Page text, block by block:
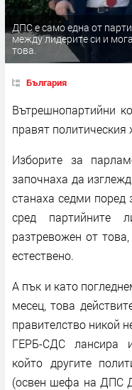
ДПС е само една от
между лидерите си и
това.
България
Вътрешнопартийни
правят
Изборите за
започнаха да
станаха седми поред
сред партийните
разтревожен от
естествено.
А пък и като
месец, това
правителство никой
ГЕРБ-СДС лансира
който другите
(освен шефа на ДПС